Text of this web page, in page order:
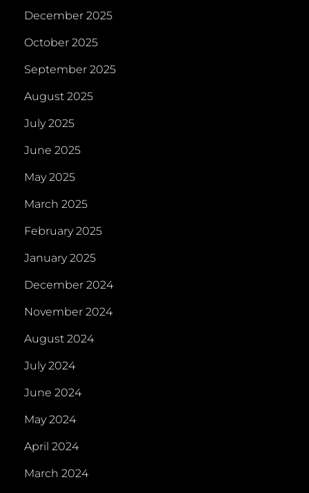
December 2025
October 2025
September 2025
August 2025
July 2025
June 2025
May 2025
March 2025
February 2025
January 2025
December 2024
November 2024
August 2024
July 2024
June 2024
May 2024
April 2024
March 2024